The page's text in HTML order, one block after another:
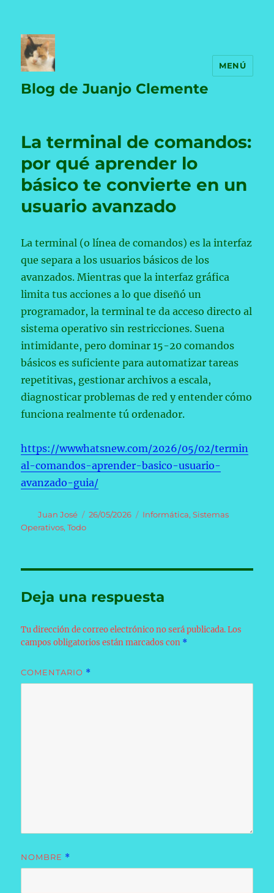
Blog de Juanjo Clemente
MENÚ
La terminal de comandos:
por qué aprender lo
básico te convierte en un
usuario avanzado
La terminal (o línea de comandos) es la interfaz
que separa a los usuarios básicos de los
avanzados. Mientras que la interfaz gráfica
limita tus acciones a lo que diseñó un
programador, la terminal te da acceso directo al
sistema operativo sin restricciones. Suena
intimidante, pero dominar 15-20 comandos
básicos es suficiente para automatizar tareas
repetitivas, gestionar archivos a escala,
diagnosticar problemas de red y entender cómo
funciona realmente tú ordenador.
https://wwwhatsnew.com/2026/05/02/termin
al-comandos-aprender-basico-usuario-
avanzado-guia/
Autor
Juan José
Publicado
26/05/2026 Categorías
Informática,Sistemas
Operativos,Todo
Deja una respuesta
Tu dirección de correo electrónico no será publicada. Los
campos obligatorios están marcados con *
COMENTARIO *
NOMBRE *